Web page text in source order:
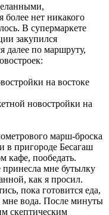
более нет никакого
В супермаркете
закупился
далее по маршруту,
новостройки на
марш-броска
в пригороде Бесагаш
кафе, пообедать.
мне бутылку
как я просил.
пока готовится еда,
мне вода. После минуты
скептическим